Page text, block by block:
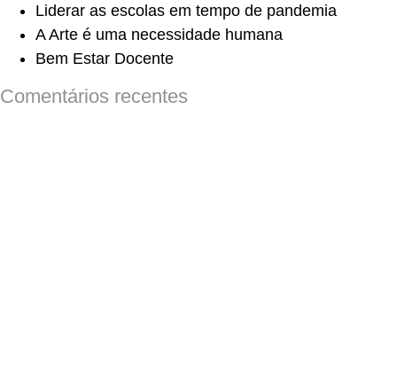
Liderar as escolas em tempo de pandemia
A Arte é uma necessidade humana
Bem Estar Docente
Comentários recentes